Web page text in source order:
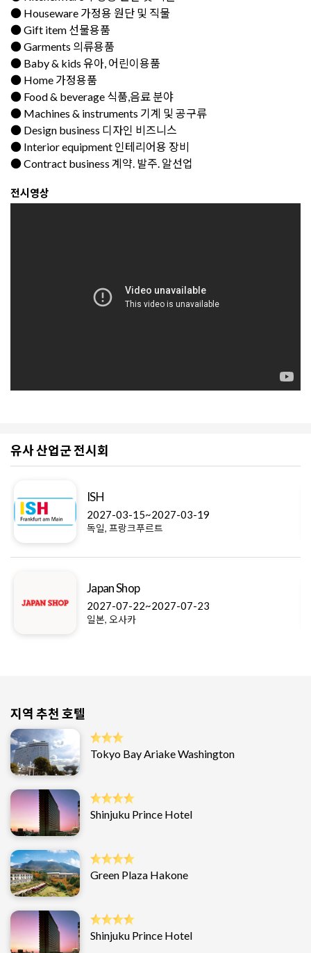
● Houseware 가정용 원단 및 직물
● Gift item 선물용품
● Garments 의류용품
● Baby & kids 유아, 어린이용품
● Home 가정용품
● Food & beverage 식품,음료 분야
● Machines & instruments 기계 및 공구류
● Design business 디자인 비즈니스
● Interior equipment 인테리어용 장비
● Contract business 계약. 발주. 알선업
전시영상
유사 산업군 전시회
ISH
2027-03-15~2027-03-19
독일, 프랑크푸르트
Japan Shop
2027-07-22~2027-07-23
일본, 오사카
지역 추천 호텔
Tokyo Bay Ariake Washington
Shinjuku Prince Hotel
Green Plaza Hakone
Shinjuku Prince Hotel